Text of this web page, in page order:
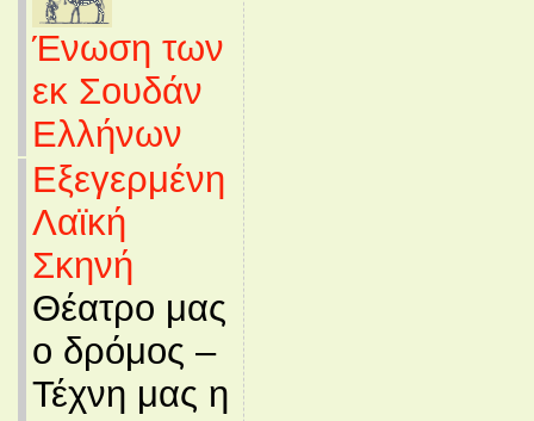
Ένωση των
εκ Σουδάν
Ελλήνων
Εξεγερμένη
Λαϊκή
Σκηνή
Θέατρο μας
ο δρόμος –
Τέχνη μας η